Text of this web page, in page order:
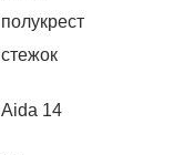
полукрест
стежок
Aida 14